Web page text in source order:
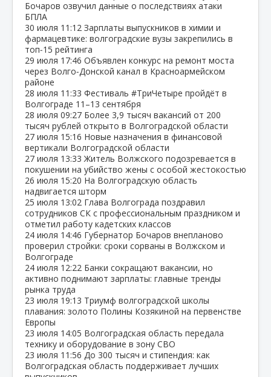
Бочаров озвучил данные о последствиях атаки
БПЛА
30 июля 11:12 Зарплаты выпускников в химии и
фармацевтике: волгоградские вузы закрепились в
топ‑15 рейтинга
29 июля 17:46 Объявлен конкурс на ремонт моста
через Волго‑Донской канал в Красноармейском
районе
28 июля 11:33 Фестиваль #ТриЧетыре пройдёт в
Волгограде 11–13 сентября
28 июля 09:27 Более 3,9 тысяч вакансий от 200
тысяч рублей открыто в Волгоградской области
27 июля 15:16 Новые назначения в финансовой
вертикали Волгоградской области
27 июля 13:33 Житель Волжского подозревается в
покушении на убийство жены с особой жестокостью
26 июля 15:20 На Волгоградскую область
надвигается шторм
25 июля 13:02 Глава Волгограда поздравил
сотрудников СК с профессиональным праздником и
отметил работу кадетских классов
24 июля 14:46 Губернатор Бочаров внепланово
проверил стройки: сроки сорваны в Волжском и
Волгограде
24 июля 12:22 Банки сокращают вакансии, но
активно поднимают зарплаты: главные тренды
рынка труда
23 июля 19:13 Триумф волгоградской школы
плавания: золото Полины Козякиной на первенстве
Европы
23 июля 14:05 Волгоградская область передала
технику и оборудование в зону СВО
23 июля 11:56 До 300 тысяч и стипендия: как
Волгоградская область поддерживает лучших